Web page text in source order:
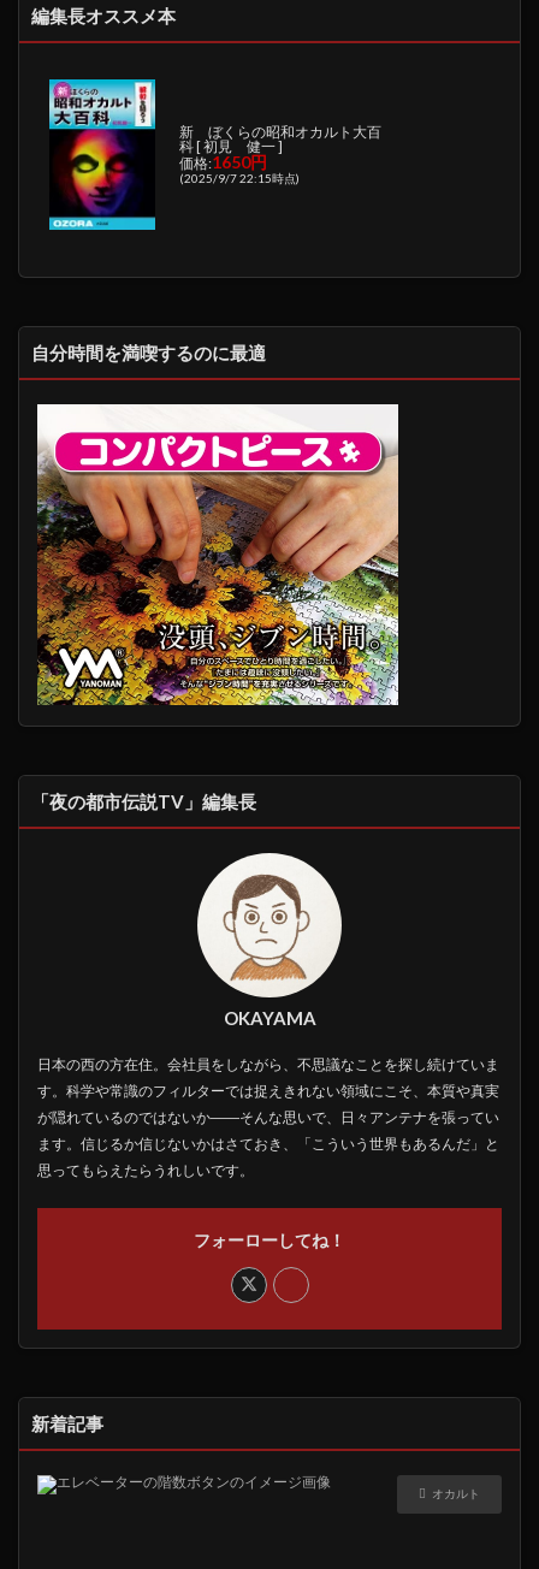
編集長オススメ本
新 ぼくらの昭和オカルト大百
科 [ 初見 健一 ]
価格:1650円
(2025/9/7 22:15時点)
自分時間を満喫するのに最適
「夜の都市伝説TV」編集長
OKAYAMA
日本の西の方在住。会社員をしながら、不思議なことを探し続けていま
す。科学や常識のフィルターでは捉えきれない領域にこそ、本質や真実
が隠れているのではないか――そんな思いで、日々アンテナを張ってい
ます。信じるか信じないかはさておき、「こういう世界もあるんだ」と
思ってもらえたらうれしいです。
フォーローしてね！
新着記事
オカルト